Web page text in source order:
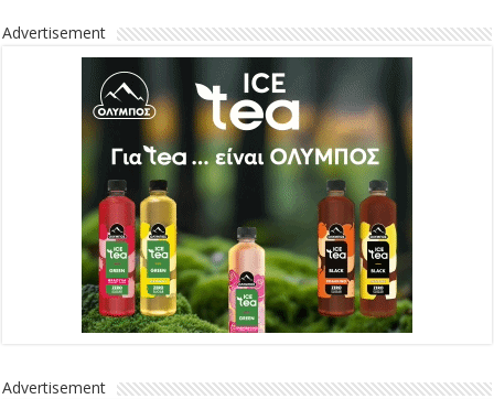
Advertisement
Advertisement